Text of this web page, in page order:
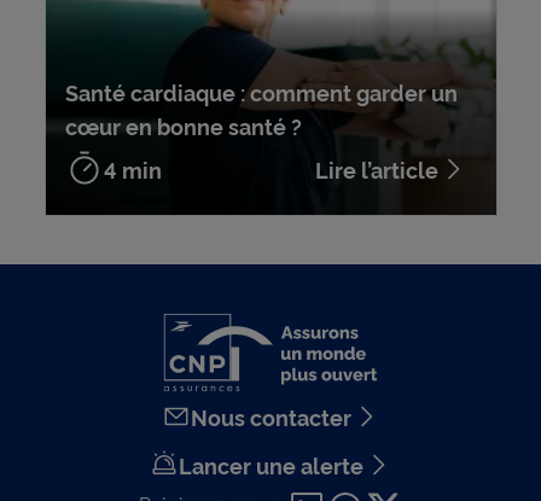
Santé cardiaque : comment garder un
cœur en bonne santé ?
4 min
Lire l’article
Nous contacter
Lancer une alerte